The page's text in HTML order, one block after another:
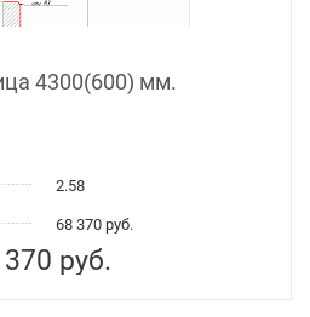
4300(600) мм.
2.58
68 370 руб.
руб.